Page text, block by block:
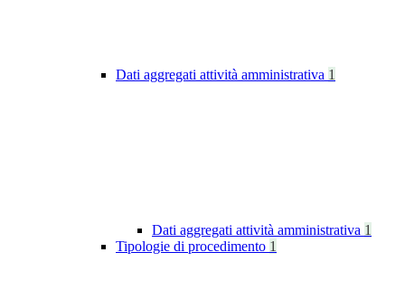
Dati aggregati attività amministrativa 1
Dati aggregati attività amministrativa 1
Tipologie di procedimento 1